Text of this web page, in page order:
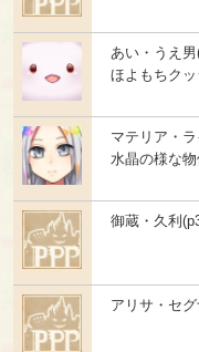
あい・うえ
ほよもちク
マテリア・
水晶の様な
御蔵・久利
アリサ・セ